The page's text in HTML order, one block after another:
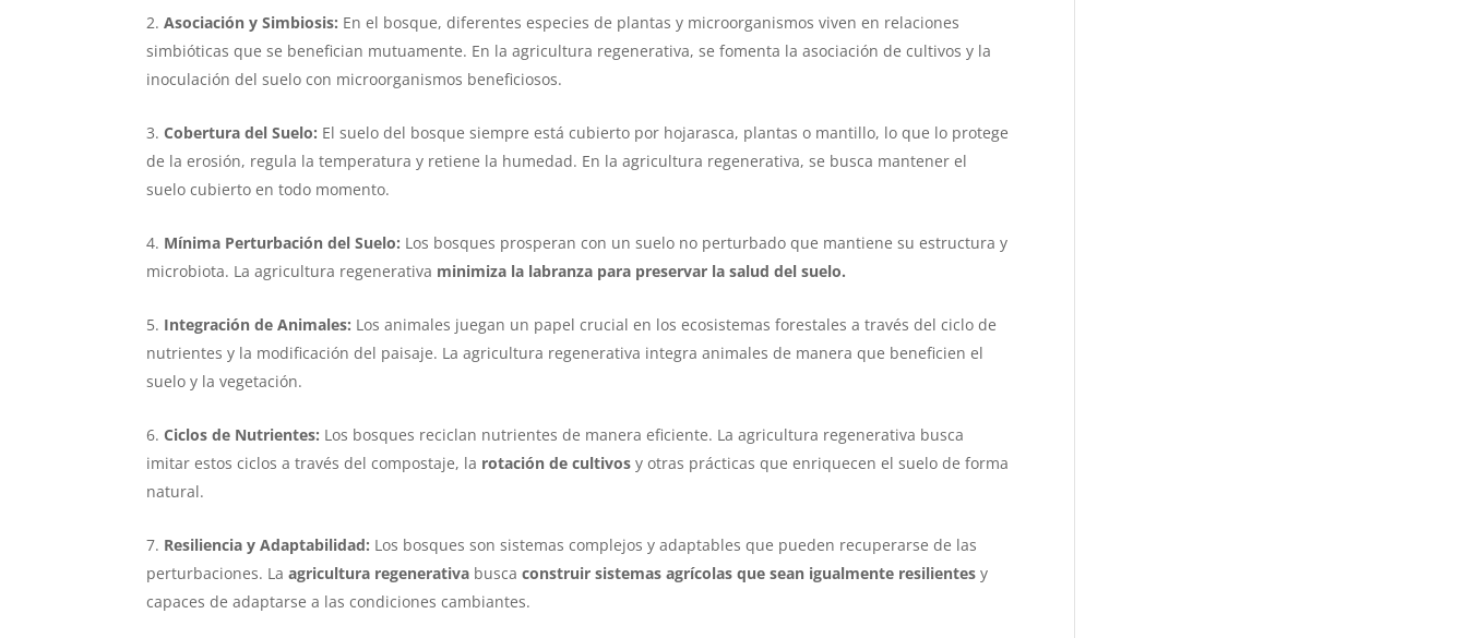
Asociación y Simbiosis: En el bosque, diferentes especies de plantas y microorganismos viven en relaciones
simbióticas que se benefician mutuamente. En la agricultura regenerativa, se fomenta la asociación de cultivos y la
inoculación del suelo con microorganismos beneficiosos.
Cobertura del Suelo: El suelo del bosque siempre está cubierto por hojarasca, plantas o mantillo, lo que lo protege
de la erosión, regula la temperatura y retiene la humedad. En la agricultura regenerativa, se busca mantener el
suelo cubierto en todo momento.
Mínima Perturbación del Suelo: Los bosques prosperan con un suelo no perturbado que mantiene su estructura y
microbiota. La agricultura regenerativa minimiza la labranza para preservar la salud del suelo.
Integración de Animales: Los animales juegan un papel crucial en los ecosistemas forestales a través del ciclo de
nutrientes y la modificación del paisaje. La agricultura regenerativa integra animales de manera que beneficien el
suelo y la vegetación.
Ciclos de Nutrientes: Los bosques reciclan nutrientes de manera eficiente. La agricultura regenerativa busca
imitar estos ciclos a través del compostaje, la rotación de cultivos y otras prácticas que enriquecen el suelo de forma
natural.
Resiliencia y Adaptabilidad: Los bosques son sistemas complejos y adaptables que pueden recuperarse de las
perturbaciones. Laagricultura regenerativa buscaconstruir sistemas agrícolas que sean igualmente resilientesy
capaces de adaptarse a las condiciones cambiantes.